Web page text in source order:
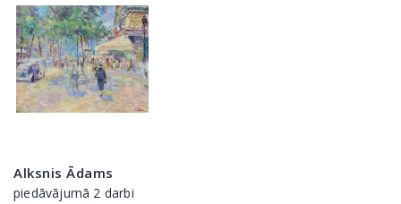
Alksnis Ādams
piedāvājumā 2 darbi